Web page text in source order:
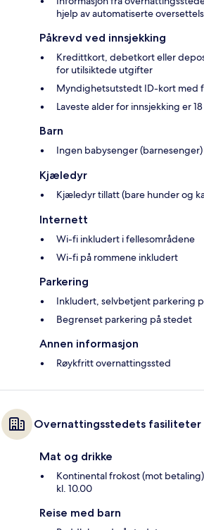
hjelp av automatiserte
Påkrevd ved innsjekking
Kredittkort, debetkort eller
for utilsiktede utgifter
Myndighetsutstedt ID-kort med
Laveste alder for innsjekking er 18
Barn
Ingen babysenger (barnesenger)
Kjæledyr
Kjæledyr tillatt (bare hunder og
Internett
Wi-fi inkludert i fellesområdene
Wi-fi på rommene inkludert
Parkering
Inkludert, selvbetjent parkering
Begrenset parkering på stedet
Annen informasjon
Røykfritt overnattingssted
Overnattingsstedets fasiliteter
Mat og drikke
Kontinental frokost (mot
kl. 10.00
Reise med barn